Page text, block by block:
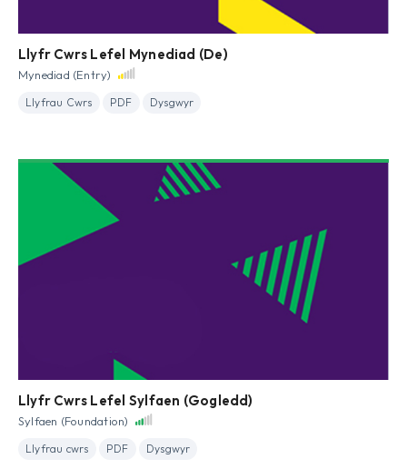
Llyfr Cwrs Lefel Mynediad (De)
Mynediad (Entry)
Llyfrau Cwrs PDF Dysgwyr
Llyfr Cwrs Lefel Sylfaen (Gogledd)
Sylfaen (Foundation)
Llyfrau cwrs PDF Dysgwyr